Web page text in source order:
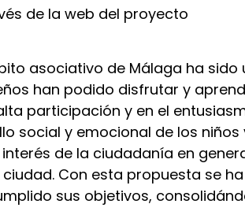
de la web del proyecto
asociativo de Málaga ha sido
han podido disfrutar y
participación y en el
social y emocional de los niños
de la ciudadanía en
Con esta propuesta se
sus objetivos,